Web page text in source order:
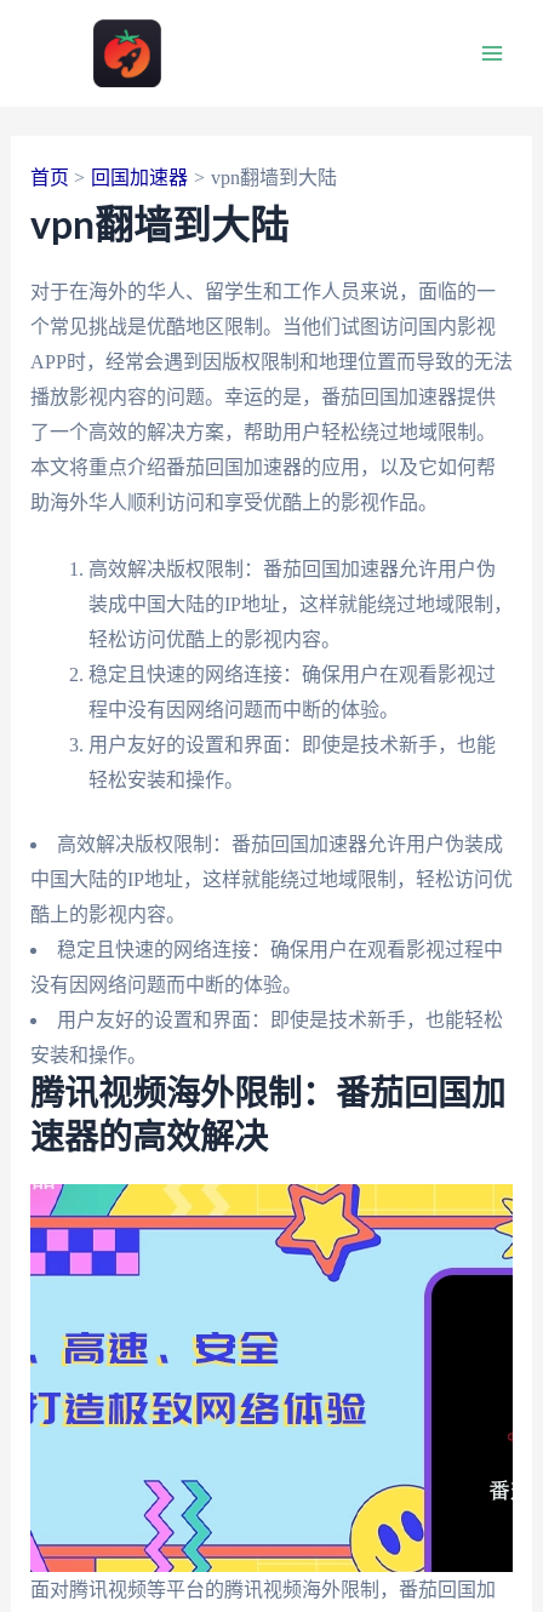
首页 回国加速器 vpn翻墙到大陆
vpn翻墙到大陆
对于在海外的华人、留学生和工作人员来说，面临的一
个常见挑战是优酷地区限制。当他们试图访问国内影视
APP时，经常会遇到因版权限制和地理位置而导致的无法
播放影视内容的问题。幸运的是，番茄回国加速器提供
了一个高效的解决方案，帮助用户轻松绕过地域限制。
本文将重点介绍番茄回国加速器的应用，以及它如何帮
助海外华人顺利访问和享受优酷上的影视作品。
高效解决版权限制：番茄回国加速器允许用户伪
装成中国大陆的IP地址，这样就能绕过地域限制，
轻松访问优酷上的影视内容。
稳定且快速的网络连接：确保用户在观看影视过
程中没有因网络问题而中断的体验。
用户友好的设置和界面：即使是技术新手，也能
轻松安装和操作。
高效解决版权限制：番茄回国加速器允许用户伪装成
中国大陆的IP地址，这样就能绕过地域限制，轻松访问优
酷上的影视内容。
稳定且快速的网络连接：确保用户在观看影视过程中
没有因网络问题而中断的体验。
用户友好的设置和界面：即使是技术新手，也能轻松
安装和操作。
腾讯视频海外限制：番茄回国加
速器的高效解决
面对腾讯视频等平台的腾讯视频海外限制，番茄回国加